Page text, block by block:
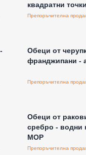
квадратни точки
Обеци от
франджипани -
Обеци от
сребро - водни
MOP